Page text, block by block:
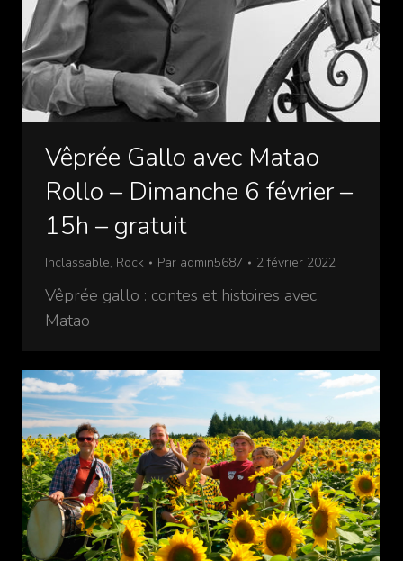
Vêprée Gallo avec Matao
Rollo – Dimanche 6 février –
15h – gratuit
Inclassable, Rock Par admin5687 2 février 2022
Vêprée gallo : contes et histoires avec
Matao